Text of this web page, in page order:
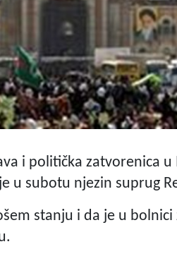
i politička zatvorenica
u subotu njezin suprug
stanju i da je u bolnici